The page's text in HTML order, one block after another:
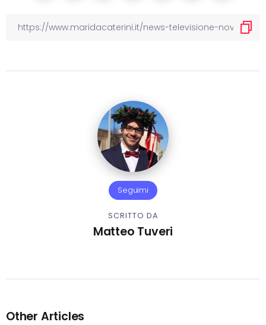
Seguimi
SCRITTO DA
Matteo Tuveri
Other Articles